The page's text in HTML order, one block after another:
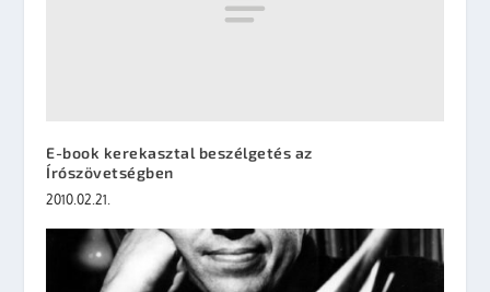
E-book kerekasztal beszélgetés az
Írószövetségben
2010.02.21.